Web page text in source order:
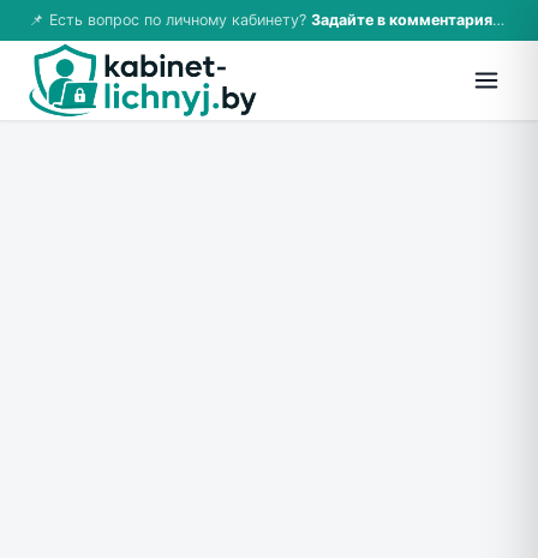
📌 Есть вопрос по личному кабинету? Задайте в комментариях — ответим!